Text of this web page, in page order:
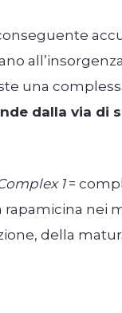
una
dalla via di
1=
rapamicina nei
della